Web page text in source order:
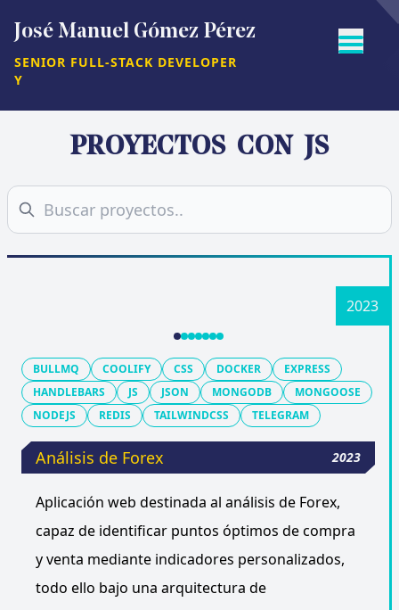
José Manuel Gómez Pérez
SENIOR FULL-STACK DEVELOPER
Y
PROYECTOS CON JS
Análisis de Forex 2023
Aplicación web destinada al análisis de Forex,
capaz de identificar puntos óptimos de compra
y venta mediante indicadores personalizados,
todo ello bajo una arquitectura de
BULLMQ COOLIFY CSS DOCKER
EXPRESS
HANDLEBARS
JS JSON MONGODB
MONGOOSE
NODEJS
REDIS TAILWINDCSS TELEGRAM